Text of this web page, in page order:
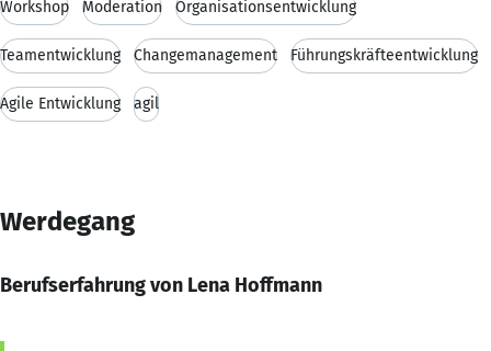
Workshop Moderation Organisationsentwicklung
Teamentwicklung Changemanagement Führungskräfteentwicklung
Agile Entwicklung agil
Werdegang
Berufserfahrung von Lena Hoffmann